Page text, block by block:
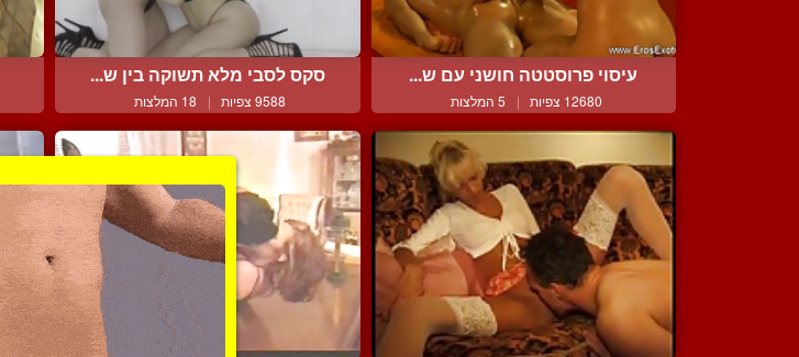
עיסוי פרוסטטה חושני עם ש...
12680 צפיות | 5 המלצות
סקס לסבי מלא תשוקה בין ש...
9588 צפיות | 18 המלצות